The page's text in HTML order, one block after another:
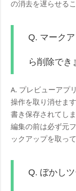
の消去を遅らせる
Q. マーク
ら削除でき
A. プレビューアプ
操作を取り消せま
書き保存されてし
編集の前は必ず元
ックアップを取っ
Q. ぼかし